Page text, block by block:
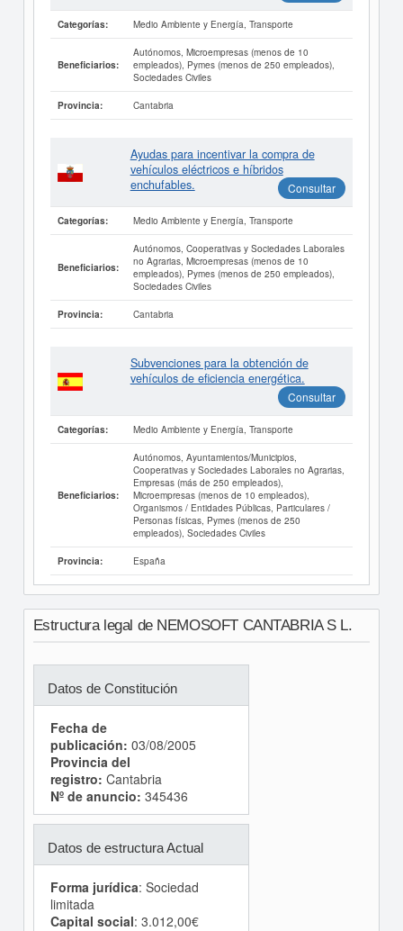
Categorías: Medio Ambiente y Energía, Transporte
Beneficiarios:
Autónomos, Microempresas (menos de 10
empleados), Pymes (menos de 250 empleados),
Sociedades Civiles
Provincia: Cantabria
Ayudas para incentivar la compra de
vehículos eléctricos e híbridos
enchufables.
Consultar
Categorías: Medio Ambiente y Energía, Transporte
Beneficiarios:
Autónomos, Cooperativas y Sociedades Laborales
no Agrarias, Microempresas (menos de 10
empleados), Pymes (menos de 250 empleados),
Sociedades Civiles
Provincia: Cantabria
Subvenciones para la obtención de
vehículos de eficiencia energética.
Consultar
Categorías: Medio Ambiente y Energía, Transporte
Beneficiarios:
Autónomos, Ayuntamientos/Municipios,
Cooperativas y Sociedades Laborales no Agrarias,
Empresas (más de 250 empleados),
Microempresas (menos de 10 empleados),
Organismos / Entidades Públicas, Particulares /
Personas físicas, Pymes (menos de 250
empleados), Sociedades Civiles
Provincia: España
Estructura legal de NEMOSOFT CANTABRIA S L.
Datos de Constitución
Fecha de
publicación: 03/08/2005
Provincia del
registro: Cantabria
Nº de anuncio: 345436
Datos de estructura Actual
Forma jurídica: Sociedad
limitada
Capital social: 3.012,00€